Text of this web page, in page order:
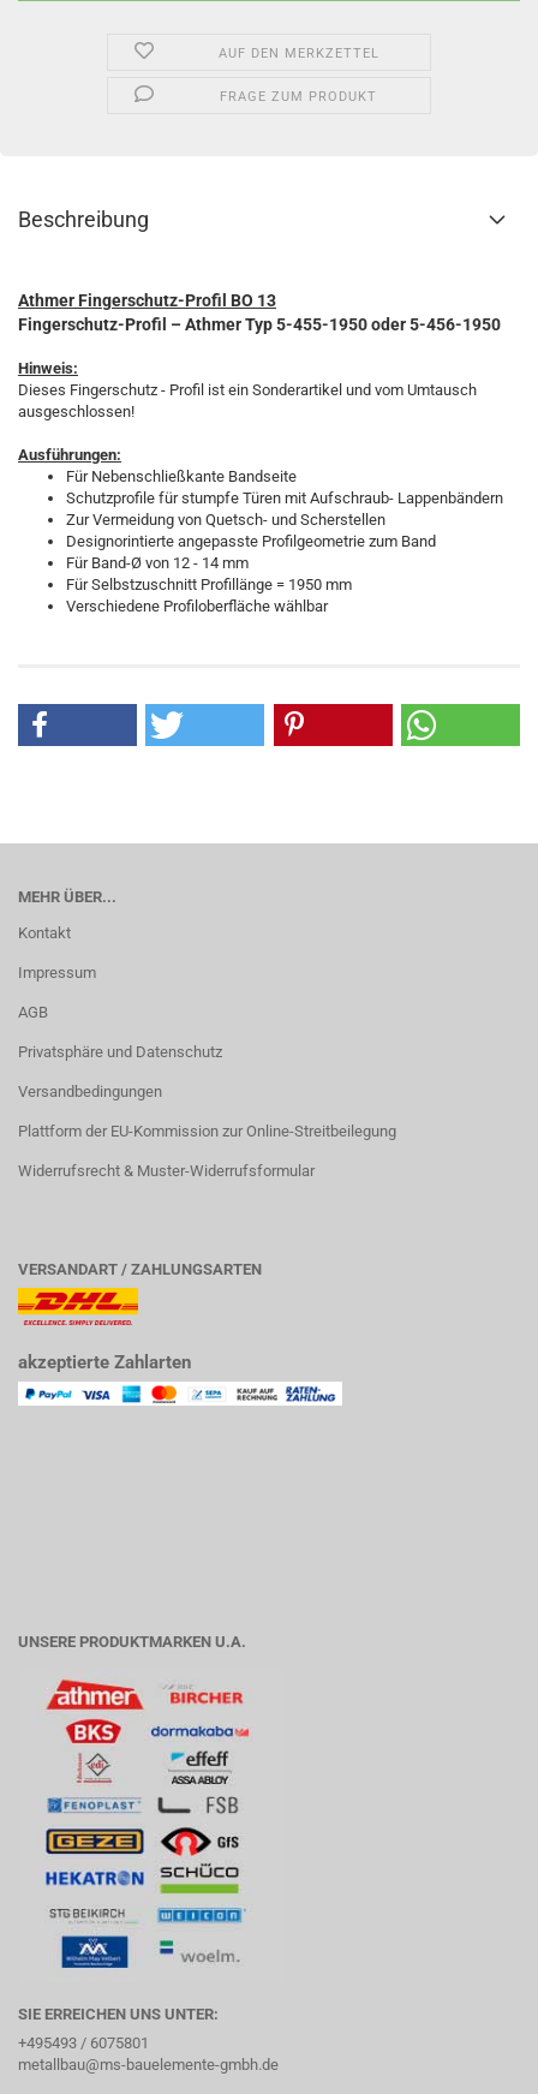
AUF DEN MERKZETTEL
FRAGE ZUM PRODUKT
Beschreibung
Athmer Fingerschutz-Profil BO 13
Fingerschutz-Profil – AthmerTyp 5-455-1950 oder 5-456-1950
Hinweis:
Dieses Fingerschutz - Profil ist ein Sonderartikel und vom Umtausch
ausgeschlossen!
Ausführungen:
Für Nebenschließkante Bandseite
Schutzprofile für stumpfe Türen mit Aufschraub- Lappenbändern
Zur Vermeidung von Quetsch- und Scherstellen
Designorintierte angepasste Profilgeometrie zum Band
Für Band-Ø von 12 - 14 mm
Für Selbstzuschnitt Profillänge = 1950 mm
Verschiedene Profiloberfläche wählbar
MEHR ÜBER...
Kontakt
Impressum
AGB
Privatsphäre und Datenschutz
Versandbedingungen
Plattform der EU-Kommission zur Online-Streitbeilegung
Widerrufsrecht & Muster-Widerrufsformular
VERSANDART / ZAHLUNGSARTEN
akzeptierte Zahlarten
UNSERE PRODUKTMARKEN U.A.
SIE ERREICHEN UNS UNTER:
+495493 / 6075801
metallbau@ms-bauelemente-gmbh.de